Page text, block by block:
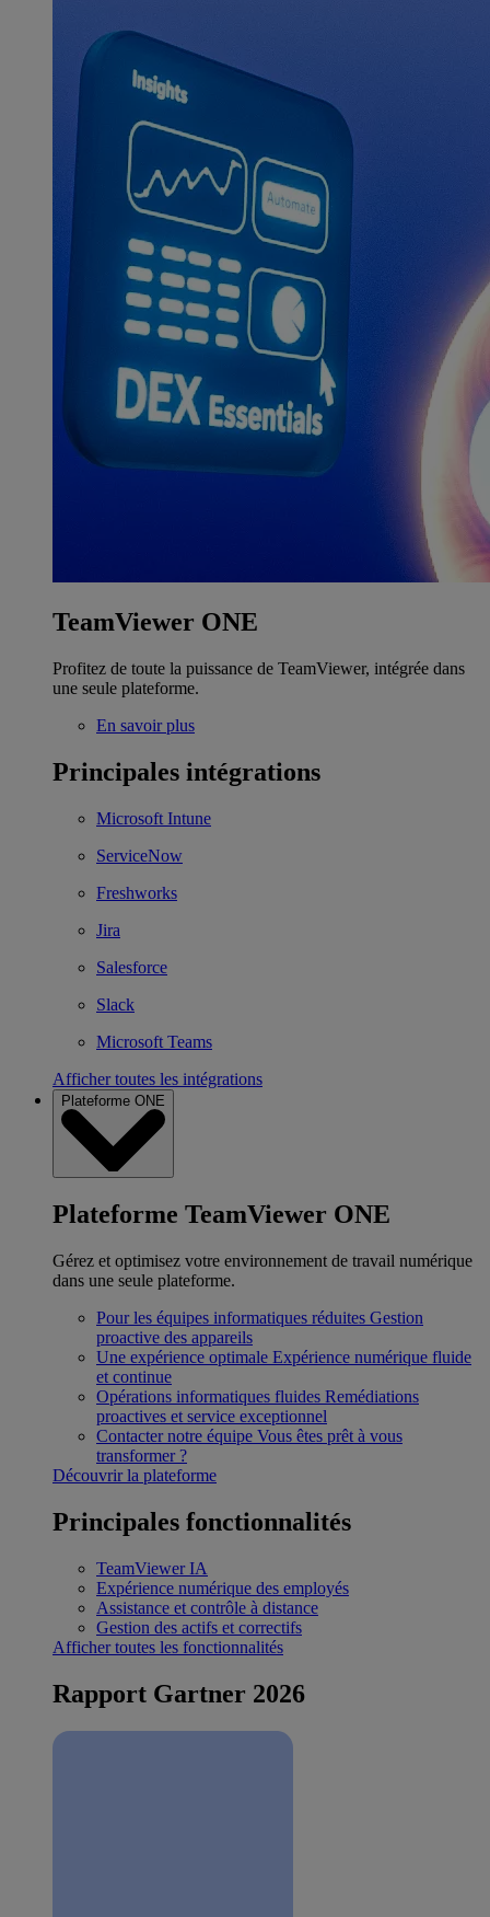
TeamViewer ONE
Profitez de toute la puissance de TeamViewer, intégrée dans
une seule plateforme.
En savoir plus
Principales intégrations
Microsoft Intune
ServiceNow
Freshworks
Jira
Salesforce
Slack
Microsoft Teams
Afficher toutes les intégrations
Plateforme ONE
Plateforme TeamViewer ONE
Gérez et optimisez votre environnement de travail numérique
dans une seule plateforme.
Pour les équipes informatiques réduites Gestion
proactive des appareils
Une expérience optimale Expérience numérique fluide
et continue
Opérations informatiques fluides Remédiations
proactives et service exceptionnel
Contacter notre équipe Vous êtes prêt à vous
transformer ?
Découvrir la plateforme
Principales fonctionnalités
TeamViewer IA
Expérience numérique des employés
Assistance et contrôle à distance
Gestion des actifs et correctifs
Afficher toutes les fonctionnalités
Rapport Gartner 2026